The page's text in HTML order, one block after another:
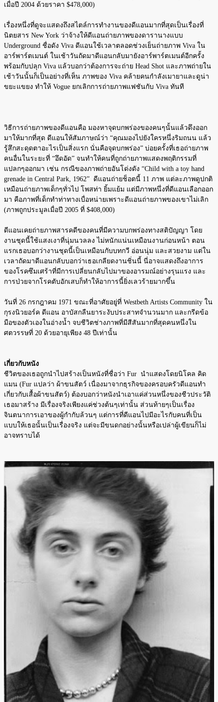
เมื่อปี 2004 ด้วยราคา $478,000)
เรื่องหนึ่งที่ดูจะแสดงถึงสไตล์การทำงานของดีแอนมากที่สุดเป็นเรื่องที่
นิตยสาร New York ว่าจ้างให้ดีแอนถ่ายภาพของดารานางแบบ
Underground ชื่อดัง Viva ดีแอนใช้เวลาตลอดช่วงเย็นถ่ายภาพ Viva ใน
อาร์พาร์ตเมนต์ ในเช้าวันถัดมาดีแอนกลับมายังอาร์พาร์ตเมนต์อีกครั้ง
พร้อมกับปลุก Viva แล้วบอกว่าต้องการจะถ่าย Head Shot และภาพถ่ายใน
เช้าวันนั้นก็เป็นอย่างที่เห็น ภาพของ Viva คล้ายคนกำลังเมายาและดูน่า
ขยะแขยง ทำให้ Vogue ยกเลิกการถ่ายภาพแฟชันกับ Viva ทันที
วิธีการถ่ายภาพของดีแอนคือ มองหาจุดบกพร่องของคนๆนั้นแล้วดึงออก
มาให้มากที่สุด ดีแอนให้สัมภาษณ์ว่า “คุณมองไปยังใครหนึ่งริมถนน แล้ว
รู้สึกสะดุดตาอะไรเป็นสิ่งแรก นั่นคือจุดบกพร่อง” บ่อยครั้งที่เธอถ่ายภาพ
คนอื่นในระยะที่ “อึดอัด” จนทำให้คนที่ถูกถ่ายภาพแสดงพฤติกรรมที่
แปลกๆออกมา เช่น กรณีของภาพถ่ายอันโด่งดัง “Child with a toy hand
grenade in Central Park, 1962” ดีแอนถ่ายช็อตนี้ 11 ภาพ แต่ละภาพดูปกติ
เหมือนถ่ายภาพเด็กๆทั่วไป โพสท่า ยิ้มแย้ม แต่มีภาพหนึ่งที่ดีแอนเลือกออก
มา คือภาพที่เด็กทำท่าทางเบื่อหน่ายเพราะดีแอนถ่ายภาพของเขาไม่เลิก
(ภาพถูกประมูลเมื่อปี 2005 ที่ $408,000)
ดีแอนเคยถ่ายภาพสารคดีของคนที่มีความบกพร่องทางสติปัญญา โดย
งานชุดนี้ใช้แสงเงาที่นุ่มนวลลง ไม่หนักแน่นเหมือนงานก่อนหน้า ตอน
แรกเธอบอกว่างานชุดนี้เป็นเหมือนกับบทกวี อ่อนนุ่ม และสวยงาม แต่ใน
เวลาถัดมาดีแอนกลับบอกว่าเธอเกลียดงานชิ่นนี้ นี่อาจแสดงถึงอาการ
ของโรคซึมเศร้าที่มีการเปลี่ยนกลับไปมาของอารมณ์อย่างรุนแรง และ
การป่วยจากโรคตับอักเสบก็ทำให้อาการนี้ยิ่งเลวร้ายมากขึ้น
วันที่ 26 กรกฎาคม 1971 ขณะที่อาศัยอยู่ที่ Westbeth Artists Community ใน
กุรงนิวยอร์ค ดีแอน อาบัสกลืนยาระงับประสาทจำนวนมาก และกรีดข้อ
มือของตัวเองในอ่างน้ำ จบชีวิตช่างภาพที่มีสีสันมากที่สุดคนหนึ่งใน
ศตวรรษที่ 20 ด้วยอายุเพียง 48 ปีเท่านั้น
เกี่ยวกับหนัง
ชีวิตของเธอถูกนำไปสร้างเป็นหนังที่ชื่อว่า Fur นำแสดงโดยนิโคล คิด
แมน (Fur แปลว่า ผ้าขนสัตว์ เนื่องมาจากธุรกิจของครอบครัวดีแอนทำ
เกี่ยวกับเสื้อผ้าขนสัตว์) ต้องบอกว่าหนังนำเอาแค่ส่วนหนึ่งของชีวประวัติ
เธอมาสร้าง มีเรื่องจริงเพียงแค่ช่วงต้นๆเท่านั้น ส่วนท้ายๆเป็นเรื่อง
จินตนาการเอาของผู้กำกับล้วนๆ แต่การที่ดีแอนไปมีอะไรกับคนที่เป็น
แบบให้เธอนั้นเป็นเรื่องจริง แต่จะมีขนดกอย่างนั้นหรือเปล่าผู้เขียนก็ไม่
อาจทราบได้